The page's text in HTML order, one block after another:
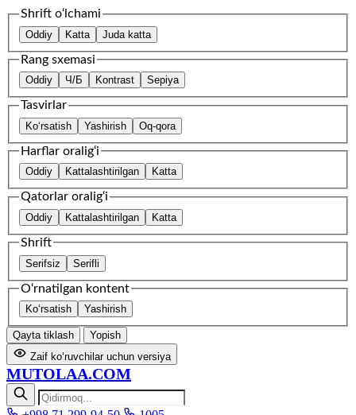
Shrift o‘lchami
Oddiy Katta Juda katta
Rang sxemasi
Oddiy Ч/Б Kontrast Sepiya
Tasvirlar
Ko‘rsatish Yashirish Oq-qora
Harflar oralig‘i
Oddiy Kattalashtirilgan Katta
Qatorlar oralig‘i
Oddiy Kattalashtirilgan Katta
Shrift
Serifsiz Serifli
O‘rnatilgan kontent
Ko‘rsatish Yashirish
Qayta tiklash
Yopish
Zaif ko‘ruvchilar uchun versiya
MUTOLAA.COM